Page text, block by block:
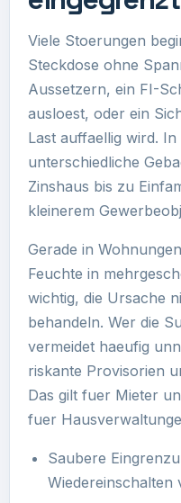
Viele Stoerungen
Steckdose ohne
Aussetzern, ein FI-
ausloest, oder ein
Last auffaellig wird.
unterschiedliche
Zinshaus bis zu
kleinerem
Gerade in
Feuchte in
wichtig, die Ursache
behandeln. Wer die
vermeidet haeufig
riskante Provisorien
Das gilt fuer Mieter
fuer
Saubere
Wiedereinschalten